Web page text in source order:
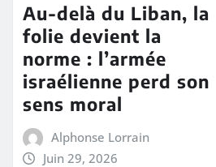
Au-delà du Liban, la
folie devient la
norme : l’armée
israélienne perd son
sens moral
Alphonse Lorrain
Juin 29, 2026